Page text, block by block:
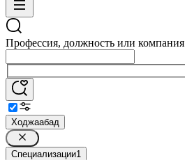
Профессия, должность или компания
Ходжаабад
Специализации1